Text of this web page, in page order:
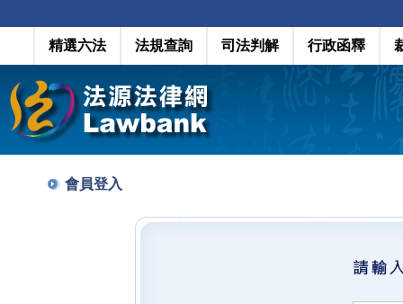
精選六法 法規查詢 司法判解 行政函釋
會員登入